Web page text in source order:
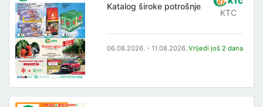
Katalog široke potrošnje
KTC
06.08.2026. - 11.08.2026. Vrijedi još 2 dana